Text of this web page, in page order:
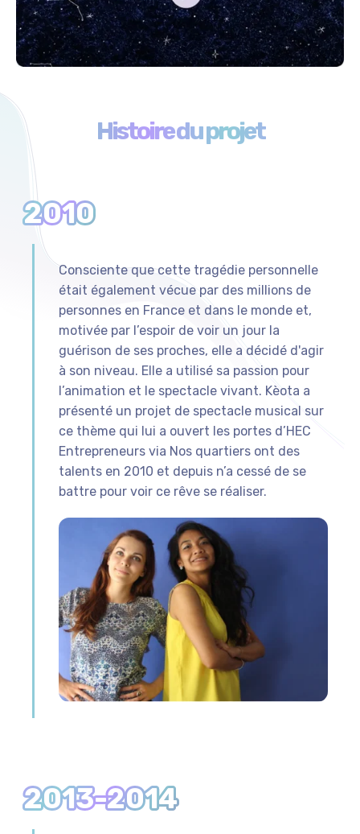
Histoire du projet
2010
Consciente que cette tragédie personnelle
était également vécue par des millions de
personnes en France et dans le monde et,
motivée par l’espoir de voir un jour la
guérison de ses proches, elle a décidé d'agir
à son niveau. Elle a utilisé sa passion pour
l’animation et le spectacle vivant. Kèota a
présenté un projet de spectacle musical sur
ce thème qui lui a ouvert les portes d’HEC
Entrepreneurs via Nos quartiers ont des
talents en 2010 et depuis n’a cessé de se
battre pour voir ce rêve se réaliser.
2013-2014